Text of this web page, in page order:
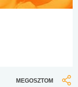
MEGOSZTOM